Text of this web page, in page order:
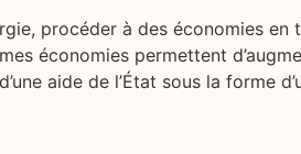
procéder à des économies
économies permettent
aide de l’État sous la forme